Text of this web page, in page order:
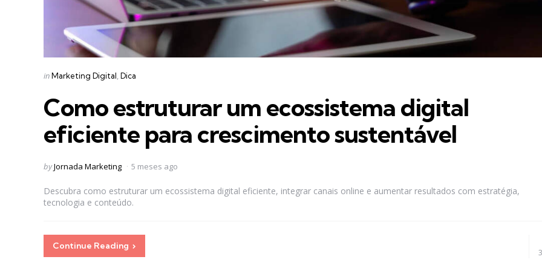
Categories
Posted
inMarketing Digital Dica
Como estruturar um ecossistema digital
eficiente para crescimento sustentável
Posted
byJornada Marketing 5 meses ago
Descubra como estruturar um ecossistema digital eficiente, integrar canais online e aumentar resultados com estratégia,
tecnologia e conteúdo.
Continue Reading